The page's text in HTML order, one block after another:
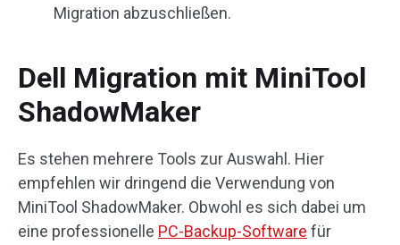
Migration abzuschließen.
Dell Migration mit MiniTool
ShadowMaker
Es stehen mehrere Tools zur Auswahl. Hier
empfehlen wir dringend die Verwendung von
MiniTool ShadowMaker. Obwohl es sich dabei um
eine professionelle PC-Backup-Software für